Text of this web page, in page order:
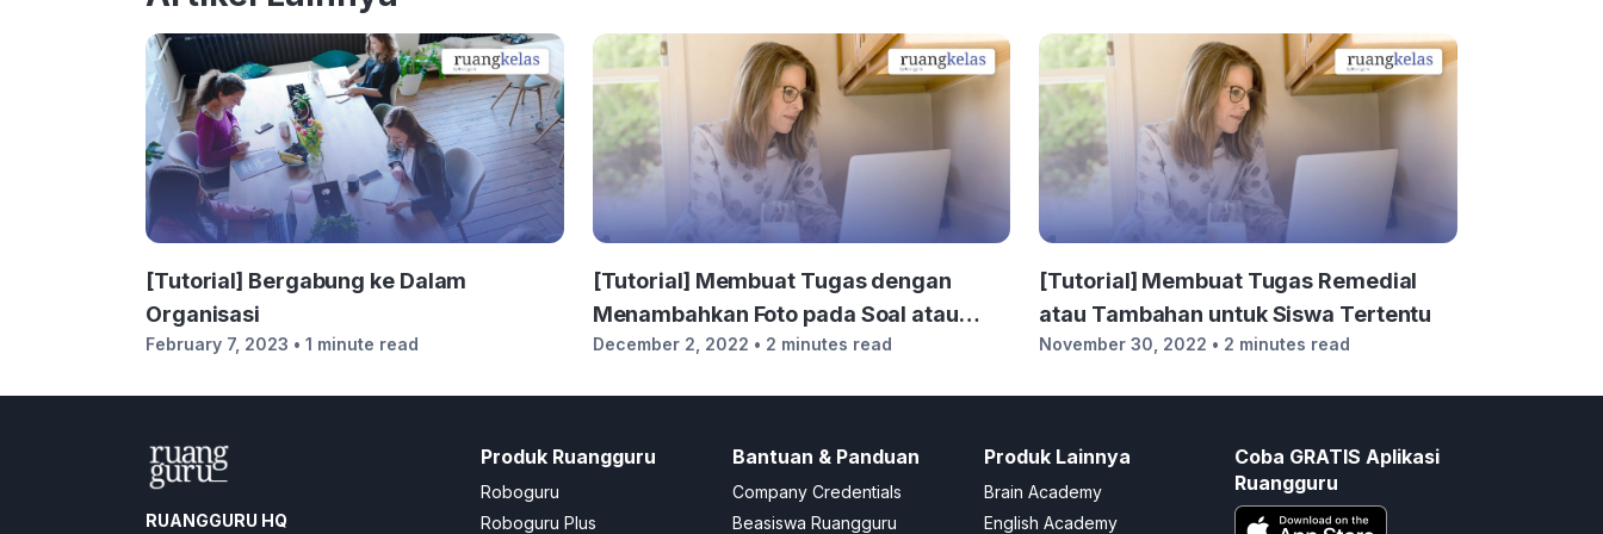
[Tutorial] Bergabung ke Dalam
Organisasi
February 7, 2023 • 1 minute read
[Tutorial] Membuat Tugas dengan
Menambahkan Foto pada Soal atau
Jawaban
December 2, 2022 • 2 minutes read
[Tutorial] Membuat Tugas Remedial
atau Tambahan untuk Siswa Tertentu
November 30, 2022 • 2 minutes read
RUANGGURU HQ
Produk Ruangguru
Roboguru
Roboguru Plus
Bantuan & Panduan
Company Credentials
Beasiswa Ruangguru
Produk Lainnya
Brain Academy
English Academy
Coba GRATIS Aplikasi
Ruangguru